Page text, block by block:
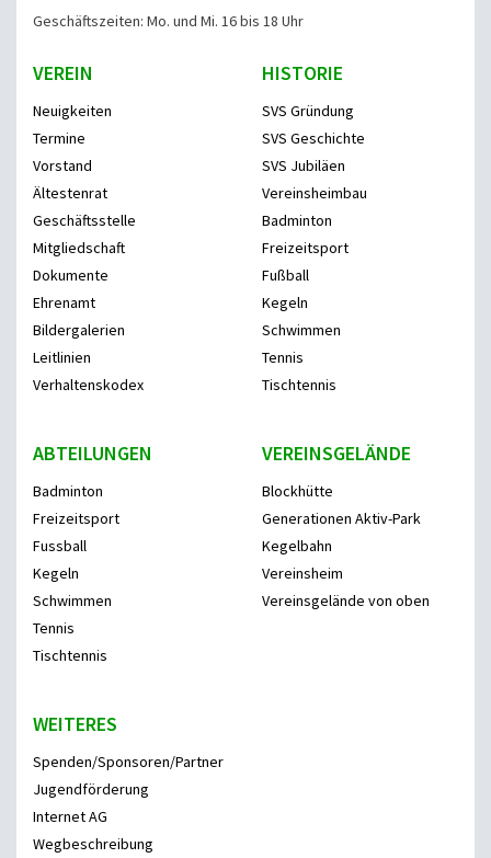
Geschäftszeiten: Mo. und Mi. 16 bis 18 Uhr
VEREIN
Neuigkeiten
Termine
Vorstand
Ältestenrat
Geschäftsstelle
Mitgliedschaft
Dokumente
Ehrenamt
Bildergalerien
Leitlinien
Verhaltenskodex
HISTORIE
SVS Gründung
SVS Geschichte
SVS Jubiläen
Vereinsheimbau
Badminton
Freizeitsport
Fußball
Kegeln
Schwimmen
Tennis
Tischtennis
ABTEILUNGEN
Badminton
Freizeitsport
Fussball
Kegeln
Schwimmen
Tennis
Tischtennis
VEREINSGELÄNDE
Blockhütte
Generationen Aktiv-Park
Kegelbahn
Vereinsheim
Vereinsgelände von oben
WEITERES
Spenden/Sponsoren/Partner
Jugendförderung
Internet AG
Wegbeschreibung